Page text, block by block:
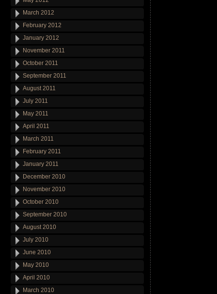
March 2012
February 2012
January 2012
November 2011
October 2011
September 2011
August 2011
July 2011
May 2011
April 2011
March 2011
February 2011
January 2011
December 2010
November 2010
October 2010
September 2010
August 2010
July 2010
June 2010
May 2010
April 2010
March 2010